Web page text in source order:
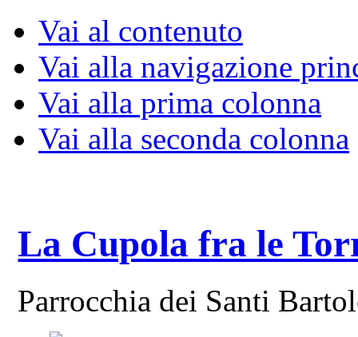
Vai al contenuto
Vai alla navigazione
Vai alla prima colonna
Vai alla seconda colonna
La Cupola fra le
Parrocchia dei Santi